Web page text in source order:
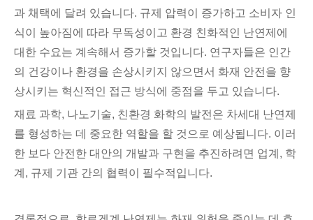
과 채택에 달려 있습니다. 규제 압력이 증가하고 소비자 인
식이 높아짐에 따라 무독성이고 환경 친화적인 난연제에
대한 수요는 계속해서 증가할 것입니다. 연구자들은 인간
의 건강이나 환경을 손상시키지 않으면서 화재 안전을 향
상시키는 혁신적인 접근 방식에 중점을 두고 있습니다.
재료 과학, 나노기술, 친환경 화학의 발전은 차세대 난연제
를 형성하는 데 중요한 역할을 할 것으로 예상됩니다. 이러
한 보다 안전한 대안의 개발과 구현을 추진하려면 업계, 학
계, 규제 기관 간의 협력이 필수적입니다.